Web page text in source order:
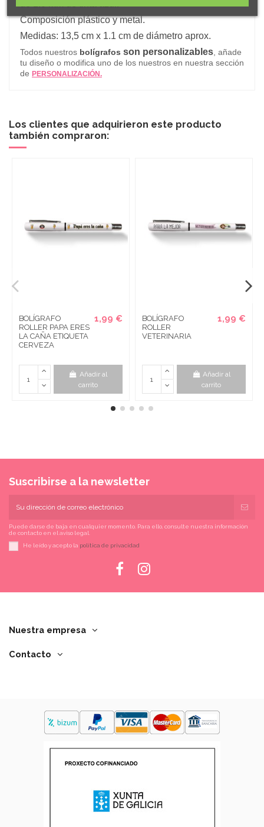
Composición plástico y metal.
Medidas: 13,5 cm x 1.1 cm de diámetro aprox.
Todos nuestros bolígrafos son personalizables , añade
tu diseño o modifica uno de los nuestros en nuestra sección
de PERSONALIZACIÓN.
Los clientes que adquirieron este producto
también compraron:
BOLÍGRAFO
ROLLER PAPA ERES
LA CAÑA ETIQUETA
CERVEZA
1,99 €
Añadir al
carrito
BOLÍGRAFO
ROLLER
VETERINARIA
1,99 €
Añadir al
carrito
Suscribirse a la newsletter
Puede darse de baja en cualquier momento. Para ello, consulte nuestra información
de contacto en el aviso legal.
He leído y acepto la política de privacidad
Nuestra empresa
Contacto